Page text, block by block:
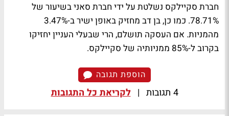
חברת סקיילקס נשלטת על ידי חברת סאני בשיעור של
78.71%. כמו כן, בן דב מחזיק באופן ישיר ב-3.47%
מהמניות. אם העסקה תושלם, הרי שבעלי העניין יחזיקו
בקרוב ל-85% ממניותיה של סקיילקס.
הוספת תגובה
4 תגובות | לקריאת כל התגובות